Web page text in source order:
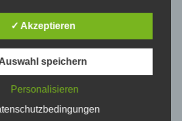
Daten
Daten sind alle
die sich auf eine identifizierte
natürliche Person (im
✓ Akzeptieren
speichern
Personalisieren